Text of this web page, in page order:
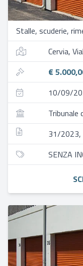
Stalle, scuderie,
Cervia,
€
10/09/
Tribunale
31/2023,
SENZA